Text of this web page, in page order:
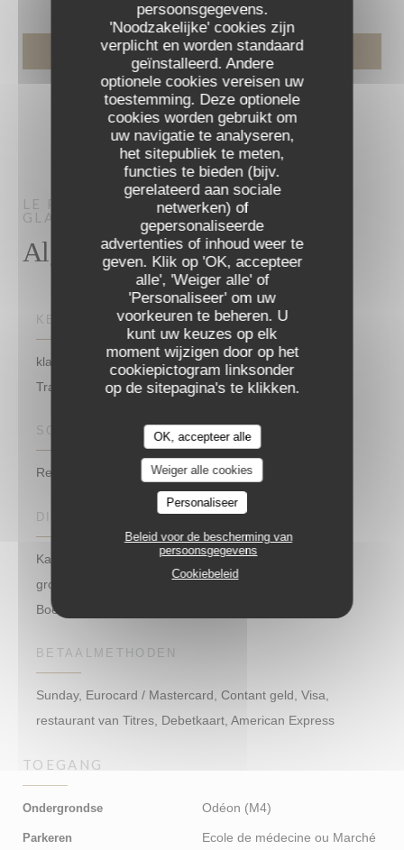
persoonsgegevens.
'Noodzakelijke' cookies zijn
verplicht en worden standaard
geïnstalleerd. Andere
optionele cookies vereisen uw
toestemming. Deze optionele
cookies worden gebruikt om
uw navigatie te analyseren,
het sitepubliek te meten,
functies te bieden (bijv.
gerelateerd aan sociale
netwerken) of
gepersonaliseerde
advertenties of inhoud weer te
geven. Klik op 'OK, accepteer
alle', 'Weiger alle' of
'Personaliseer' om uw
voorkeuren te beheren. U
kunt uw keuzes op elk
moment wijzigen door op het
cookiepictogram linksonder
op de sitepagina's te klikken.
OK, accepteer alle
Weiger alle cookies
Personaliseer
Beleid voor de bescherming van
persoonsgegevens
Cookiebeleid
LE PROCOPE
RESTAURANT – CAFÉ –
GLACIER
Algemene informatie
KEUKEN
klassieke en burgerlijke restauratie, Cuisine Française ,
Traditionele keuken, Frans
SOORT BEDRIJF
Restaurant – Café – Glacier
DIENSTEN
Kamer met airconditioning, Gebeurtenissen verjaardag,
groepen, Familie lunch, mobiele telefoon oplader,
Boekingen, Private Hire, Terras, WIFI
BETAALMETHODEN
Sunday, Eurocard / Mastercard, Contant geld, Visa,
restaurant van Titres, Debetkaart, American Express
TOEGANG
Ondergrondse Odéon (M4)
Parkeren
Ecole de médecine ou Marché